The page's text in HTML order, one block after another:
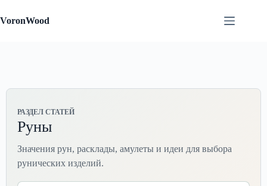
к
сути
VoronWood
РАЗДЕЛ СТАТЕЙ
Руны
Значения рун, расклады, амулеты и идеи для выбора
рунических изделий.